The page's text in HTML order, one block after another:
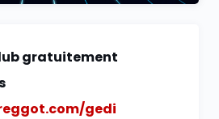
gratuitement
gedi